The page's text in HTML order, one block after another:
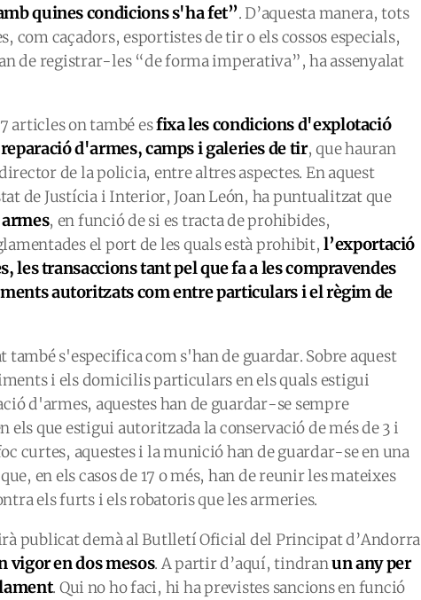
quines condicions s'ha fet”. D’aquesta manera, tots
com caçadors, esportistes de tir o els cossos especials,
de registrar-les “de forma imperativa”, ha assenyalat
articles on també esfixa les condicions d'explotació
d'armes, camps i galeries de tir, que hauran
de la policia, entre altres aspectes. En aquest
de Justícia i Interior, Joan León, ha puntualitzat que
, en funció de si es tracta de prohibides,
el port de les quals està prohibit,l’exportació
les transaccions tant pel que fa a les compravendes
autoritzats com entre particulars i el règim de
també s'especifica com s'han de guardar. Sobre aquest
i els domicilis particulars en els quals estigui
d'armes, aquestes han de guardar-se sempre
els que estigui autoritzada la conservació de més de 3 i
curtes, aquestes i la munició han de guardar-se en una
en els casos de 17 o més, han de reunir les mateixes
els furts i els robatoris que les armeries.
publicat demà al Butlletí Oficial del Principat d’Andorra
vigor en dos mesos. A partir d’aquí, tindranun any per
. Qui no ho faci, hi ha previstes sancions en funció